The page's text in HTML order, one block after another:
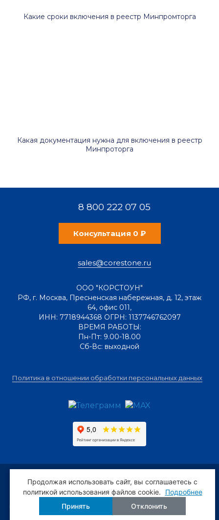
Какие сроки включения в реестр Минпромторга
Какая документация нужна для включения в реестр
Минпроторга
8 800 222 07 05
Консультация 0 ₽
sales@corestone.ru
ООО "КОРСТОУН"
РФ, г. Москва, Пресненская набережная, д. 12, этаж
64, офис 011,
ИНН: 7718944368 ОГРН: 1137746762097
ВРЕМЯ РАБОТЫ:
Пн-Пт: 9.00-18.00
Сб-Вс: выходной
Политика в отношении обработки персональных данных
Предложения и условия, размещённые на сайте, не
являются публичной офертой. Мы следим за
актуальностью и точностью информации, но всё же
просим уточнять важные для Вас сведения по телефону
или мессенджерам, ибо задержки обновлений и
Продолжая использовать сайт, вы соглашаетесь c
политикой использования файлов cookie.
Подробнее
Принять
Отклонить